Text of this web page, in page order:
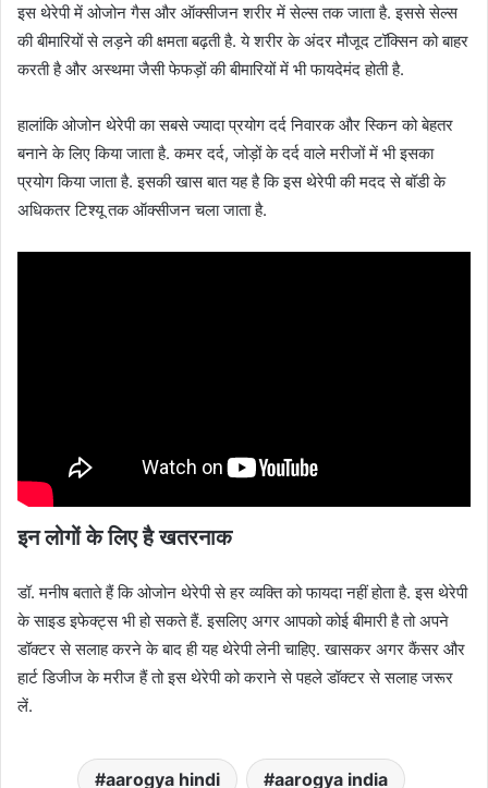
इस थेरेपी में ओजोन गैस और ऑक्सीजन शरीर में सेल्स तक जाता है. इससे सेल्स
की बीमारियों से लड़ने की क्षमता बढ़ती है. ये शरीर के अंदर मौजूद टॉक्सिन को बाहर
करती है और अस्थमा जैसी फेफड़ों की बीमारियों में भी फायदेमंद होती है.
हालांकि ओजोन थेरेपी का सबसे ज्यादा प्रयोग दर्द निवारक और स्किन को बेहतर
बनाने के लिए किया जाता है. कमर दर्द, जोड़ों के दर्द वाले मरीजों में भी इसका
प्रयोग किया जाता है. इसकी खास बात यह है कि इस थेरेपी की मदद से बॉडी के
अधिकतर टिश्यू तक ऑक्सीजन चला जाता है.
इन लोगों के लिए है खतरनाक
डॉ. मनीष बताते हैं कि ओजोन थेरेपी से हर व्यक्ति को फायदा नहीं होता है. इस थेरेपी
के साइड इफेक्ट्स भी हो सकते हैं. इसलिए अगर आपको कोई बीमारी है तो अपने
डॉक्टर से सलाह करने के बाद ही यह थेरेपी लेनी चाहिए. खासकर अगर कैंसर और
हार्ट डिजीज के मरीज हैं तो इस थेरेपी को कराने से पहले डॉक्टर से सलाह जरूर
लें.
aarogya hindi aarogya india